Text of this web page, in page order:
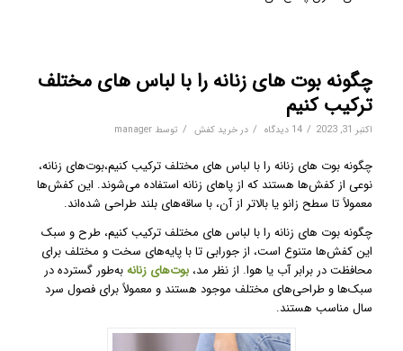
چگونه بوت های زنانه را با لباس های مختلف
ترکیب کنیم
اکتبر 31, 2023 / 14 دیدگاه / در خرید کفش / توسط manager
چگونه بوت های زنانه را با لباس های مختلف ترکیب کنیم،بوت‌های زنانه،
نوعی از کفش‌ها هستند که از پاهای زنانه استفاده می‌شوند. این کفش‌ها
معمولاً تا سطح زانو یا بالاتر از آن، با ساقه‌های بلند طراحی شده‌اند.
چگونه بوت های زنانه را با لباس های مختلف ترکیب کنیم، طرح و سبک
این کفش‌ها متنوع است، از جورابی تا با پایه‌های سخت و مختلف برای
محافظت در برابر آب یا هوا. از نظر مد، بوت‌های زنانهبه‌طور گسترده در
سبک‌ها و طراحی‌های مختلف موجود هستند و معمولاً برای فصول سرد
سال مناسب هستند.